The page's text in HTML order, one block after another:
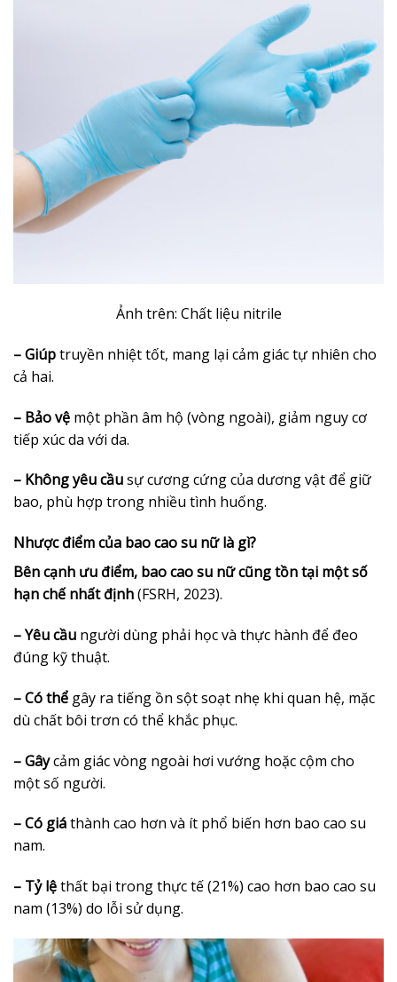
Ảnh trên: Chất liệu nitrile
– Giúptruyền nhiệt tốt, mang lại cảm giác tự nhiên cho
cả hai.
– Bảo vệ một phần âm hộ (vòng ngoài), giảm nguy cơ
tiếp xúc da với da.
– Không yêu cầusự cương cứng của dương vật để giữ
bao, phù hợp trong nhiều tình huống.
Nhược điểm của bao cao su nữ là gì?
Bên cạnh ưu điểm, bao cao su nữ cũng tồn tại một số
hạn chế nhất định(FSRH, 2023).
– Yêu cầu người dùng phải học và thực hành để đeo
đúng kỹ thuật.
– Có thể gây ra tiếng ồn sột soạt nhẹ khi quan hệ, mặc
dù chất bôi trơn có thể khắc phục.
– Gâycảm giác vòng ngoài hơi vướng hoặc cộm cho
một số người.
– Có giáthành cao hơn và ít phổ biến hơn bao cao su
nam.
– Tỷ lệthất bại trong thực tế (21%) cao hơn bao cao su
nam (13%) do lỗi sử dụng.